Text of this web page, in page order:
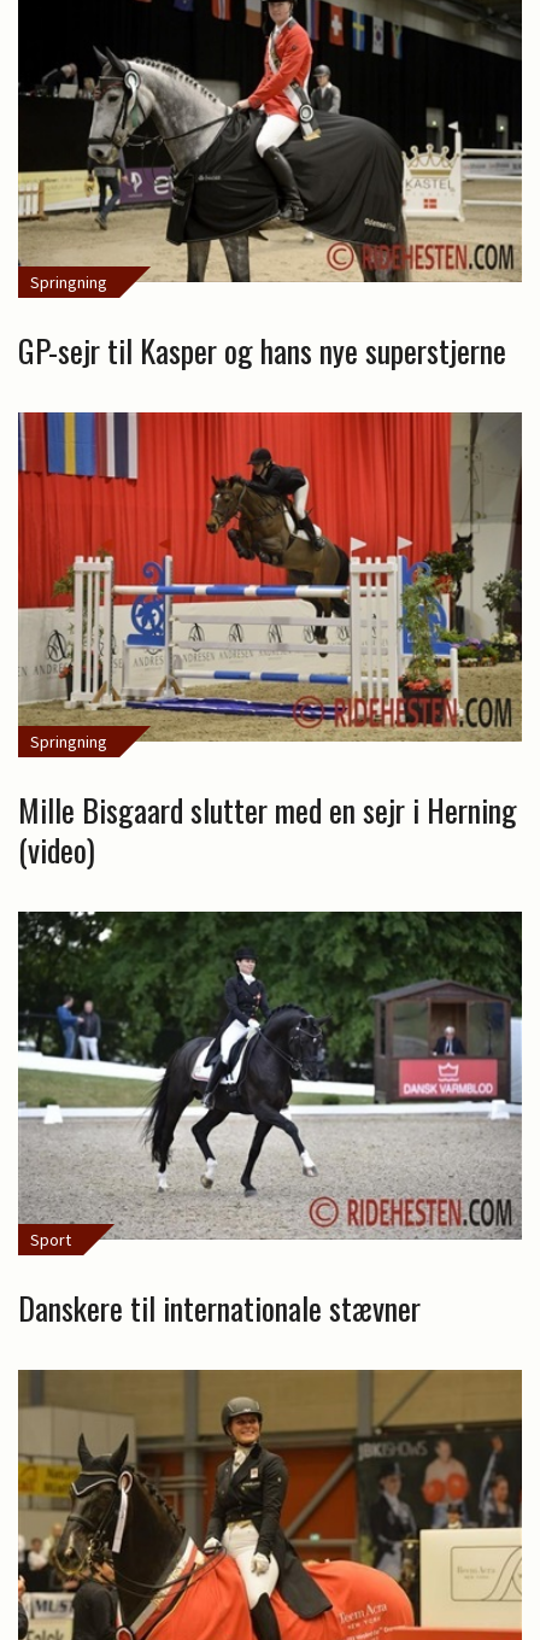
Springning
GP-sejr til Kasper og hans nye superstjerne
Springning
Mille Bisgaard slutter med en sejr i Herning
(video)
Sport
Danskere til internationale stævner